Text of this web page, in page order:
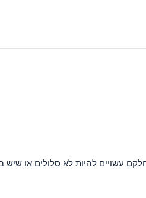
עשויים להיות לא סלולים או שיש